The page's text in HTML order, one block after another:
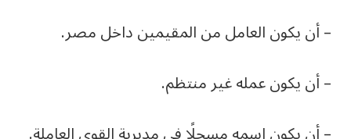
– أن يكون العامل من المقيمين داخل مصر.
– أن يكون عمله غير منتظم.